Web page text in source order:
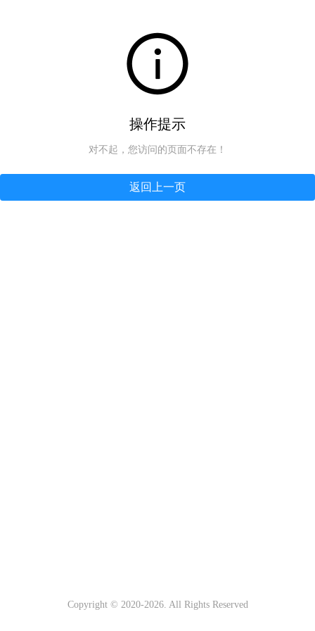
操作提示
对不起，您访问的页面不存在！
返回上一页
Copyright © 2020-2026. All Rights Reserved